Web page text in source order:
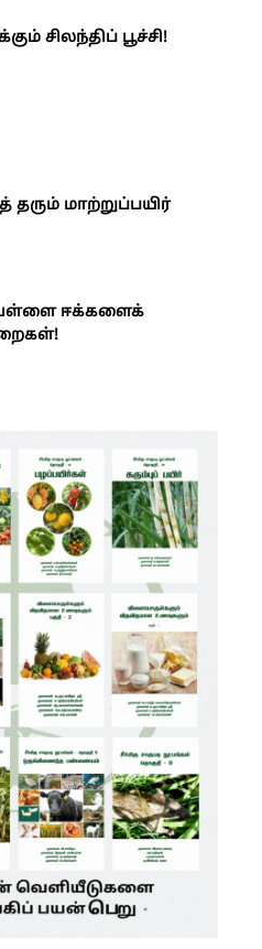
சிலந்திப் பூச்சி!
மாற்றுப்பயிர்
ஈக்களைக்